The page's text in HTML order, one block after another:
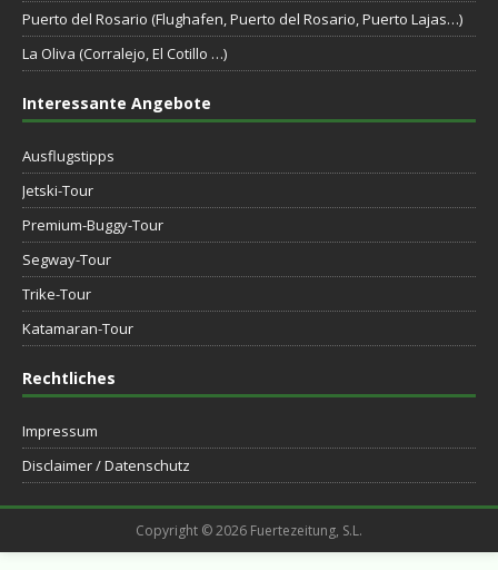
Puerto del Rosario (Flughafen, Puerto del Rosario, Puerto Lajas…)
La Oliva (Corralejo, El Cotillo …)
Interessante Angebote
Ausflugstipps
Jetski-Tour
Premium-Buggy-Tour
Segway-Tour
Trike-Tour
Katamaran-Tour
Rechtliches
Impressum
Disclaimer / Datenschutz
Copyright © 2026 Fuertezeitung, S.L.